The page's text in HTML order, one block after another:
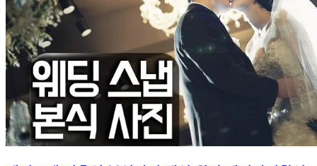
웨딩 본식 촬영 메인 촬영 원판/서브 촬영 해드립니
다
(13)
280,000원~
NyangStudio